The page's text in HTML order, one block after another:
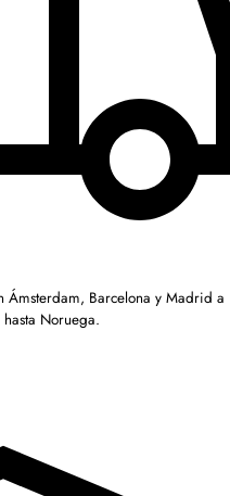
Ámsterdam, Barcelona y Madrid a
Noruega.